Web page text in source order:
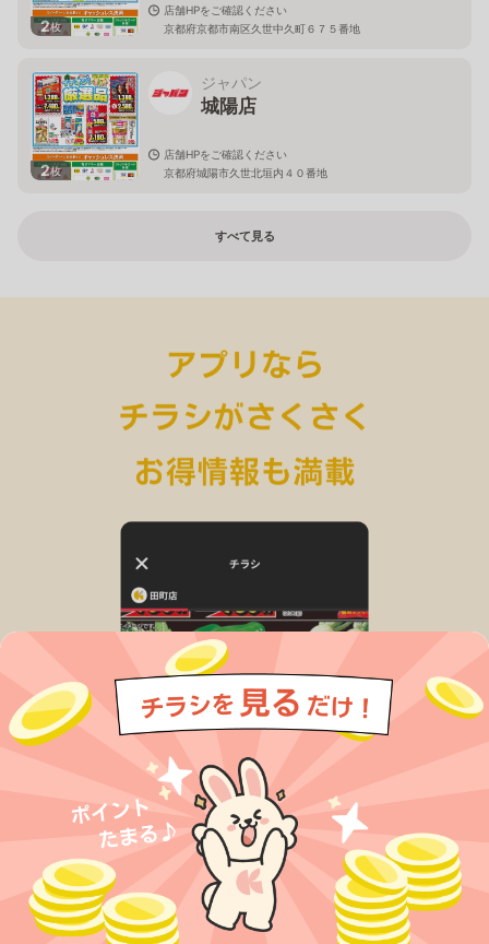
2枚
店舗HPをご確認ください
京都府京都市南区久世中久町６７５番地
2枚
ジャパン
城陽店
店舗HPをご確認ください
京都府城陽市久世北垣内４０番地
すべて見る